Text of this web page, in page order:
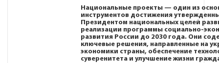
Национальные проекты — один из
инструментов достижения
Президентом национальных целей
реализации программы социально-
развития России до 2030 года. Они
ключевые решения, направленные на
экономики страны, обеспечение
суверенитета и улучшение жизни